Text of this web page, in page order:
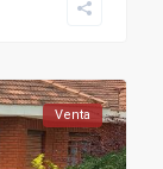
Venta